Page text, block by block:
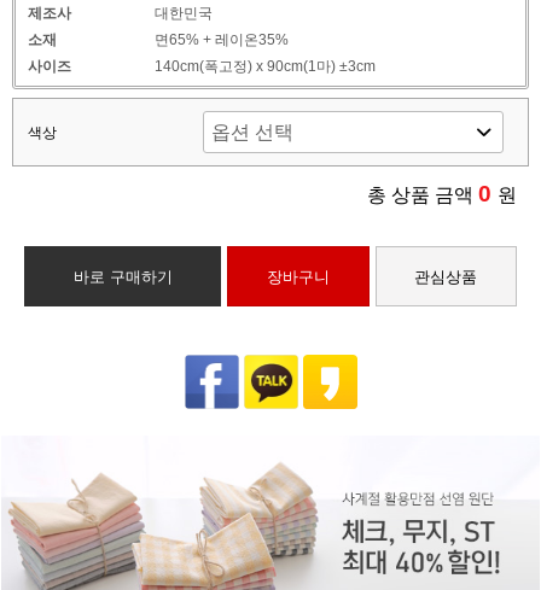
제조사
대한민국
소재
면65% + 레이온35%
사이즈
140cm(폭고정) x 90cm(1마) ±3cm
색상
총 상품 금액 0 원
바로 구매하기 장바구니 관심상품